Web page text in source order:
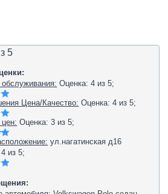
5
обслуживания: Оценка:4 из5;
Цена/Качество: Оценка:4 из5;
цен: Оценка:3 из5;
ул.нагатинская д16
4 из5;